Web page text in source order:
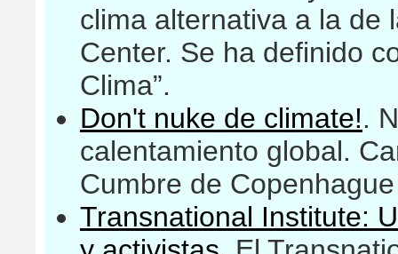
clima alternativa a la de
Center. Se ha definido
Clima”.
Don't nuke de climate!.
calentamiento global.
Cumbre de
Transnational Institute: